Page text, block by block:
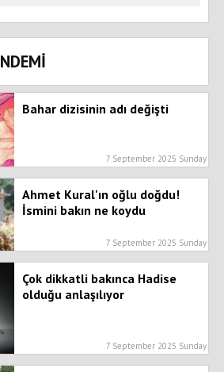
Bahar dizisinin adı değişti
7 September 2025 Sunday
Ahmet Kural'ın oğlu doğdu!
İsmini bakın ne koydu
7 September 2025 Sunday
Çok dikkatli bakınca Hadise
olduğu anlaşılıyor
7 September 2025 Sunday